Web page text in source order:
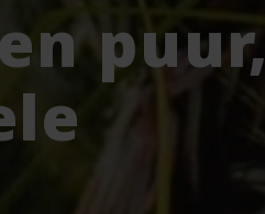
puur,